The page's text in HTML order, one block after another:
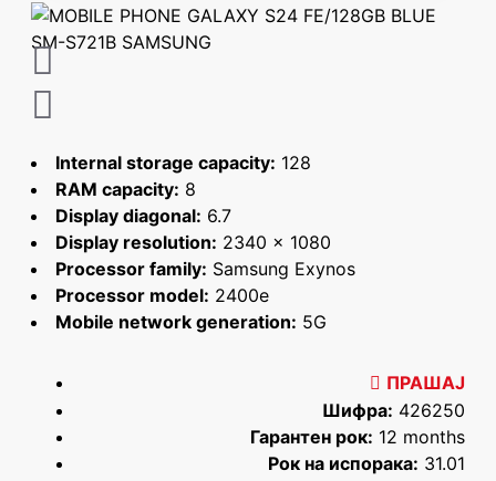
Internal storage capacity: 128
RAM capacity: 8
Display diagonal: 6.7
Display resolution: 2340 x 1080
Processor family: Samsung Exynos
Processor model: 2400e
Mobile network generation: 5G
ПРАШАЈ
Шифра: 426250
Гарантен рок: 12 months
Рок на испорака: 31.01